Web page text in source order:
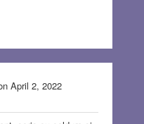
April 2, 2022